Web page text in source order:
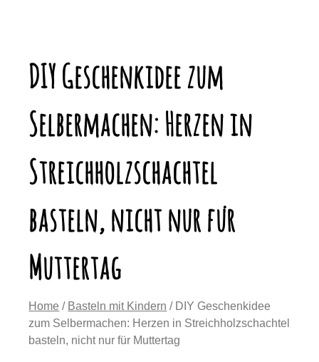
DIY Geschenkidee zum
Selbermachen: Herzen in
Streichholzschachtel
basteln, nicht nur für
Muttertag
Home / Basteln mit Kindern / DIY Geschenkidee
zum Selbermachen: Herzen in Streichholzschachtel
basteln, nicht nur für Muttertag